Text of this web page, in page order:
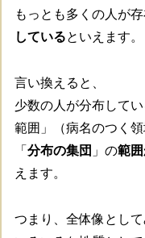
もっとも多くの人が
しているといえます。
言い換えると、
少数の人が分布して
範囲」（病名のつく
「分布の集団 」の範
えます。
つまり、全体像として